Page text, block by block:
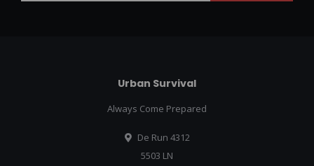
Urban Survival
Always Come Prepared
De Run 4312
5503 LN